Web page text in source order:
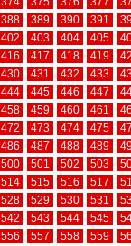
388 389 390 391
402 403 404 405
416 417 418 419
430 431 432 433
444 445 446 447
458 459 460 461
472 473 474 475
486 487 488 489
500 501 502 503
514 515 516 517
528 529 530 531
542 543 544 545
556 557 558 559